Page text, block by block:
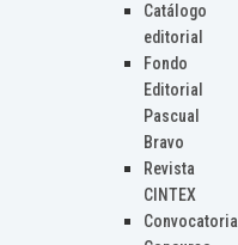
Catálogo
editorial
Fondo
Editorial
Pascual
Bravo
Revista
CINTEX
Convocatoria